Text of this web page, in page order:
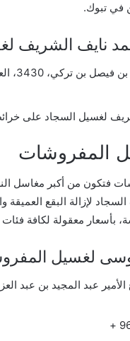
في تبوك.
نايف الشريف
لغسيل السجاد على
المفروشات
فتكون من أكبر مغاسل
لإزالة البقع العميقة
بأسعار معقولة لكافة فئات
لغسيل